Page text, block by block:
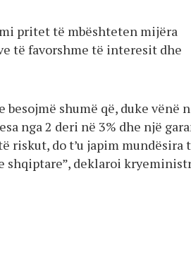
pritet të mbështeten mijëra
të favorshme të interesit dhe
shumë që, duke vënë
nga 2 deri në 3% dhe një
riskut, do t’u japim mundësira
shqiptare”, deklaroi